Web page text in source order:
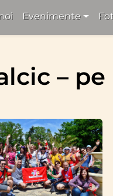
Evenimente
–